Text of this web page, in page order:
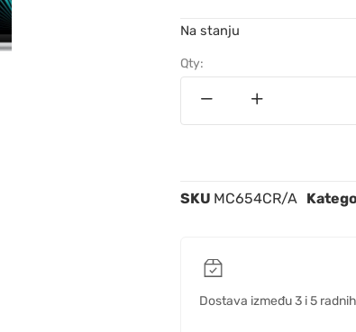
Na stanju
Qty:
SKU MC654CR/A
Dostava između 3 i 5